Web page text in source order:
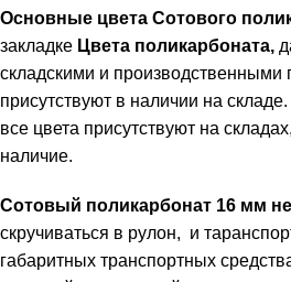
Основные цвета Сотового
закладке Цвета поликарбоната,
складскими и производственными
присутствуют в наличии на
все цвета присутствуют на
наличие.
Сотовый поликарбонат 16 мм не
скручиваться в рулон, и
габаритных транспортных